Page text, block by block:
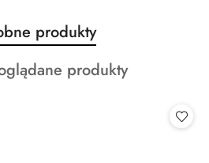
produkty
produkty